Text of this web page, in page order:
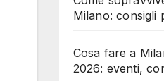
Milano: consigli
Cosa fare a
2026: eventi,